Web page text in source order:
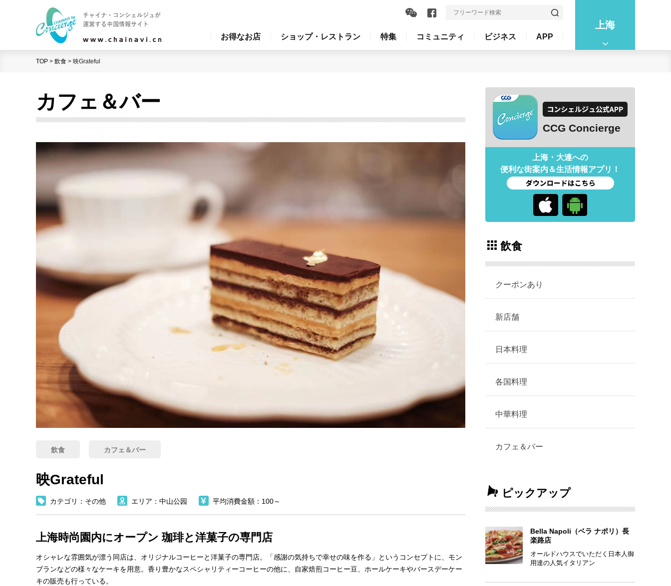
上海
お得なお店 ショップ・レストラン 特集 コミュニティ ビジネス APP
TOP > 飲食 > 映Grateful
カフェ＆バー
飲食 カフェ＆バー
映Grateful
カテゴリ：その他 エリア：中山公园 平均消費金額：100～
上海時尚園内にオープン 珈琲と洋菓子の専門店
オシャレな雰囲気が漂う同店は、オリジナルコーヒーと洋菓子の専門店。「感謝の気持ちで幸せの味を作る」というコンセプトに、モン
ブランなどの様々なケーキを用意。香り豊かなスペシャリティーコーヒーの他に、自家焙煎コーヒー豆、ホールケーキやバースデーケー
キの販売も行っている。
CCG Concierge
上海・大連への
便利な街案内＆生活情報アプリ！
飲食
クーポンあり
新店舗
日本料理
各国料理
中華料理
カフェ＆バー
ピックアップ
Bella Napoli（ベラ ナポリ）長
楽路店
オールドハウスでいただく日本人御
用達の人気イタリアン